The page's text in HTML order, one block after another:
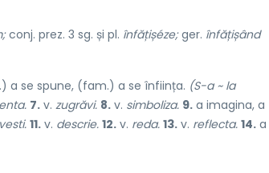
conj. prez. 3 sg. și pl. înfățișéze;ger. înfățișând
a se spune, (fam.) a se înființa. (S-a ~ la
7. v. zugrăvi. 8. v. simboliza. 9. a imagina, a
11. v. descrie. 12. v. reda. 13. v. reflecta. 14. a